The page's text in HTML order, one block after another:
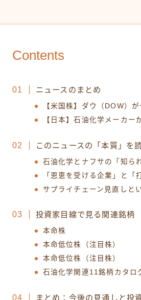
Contents
ニュースのまとめ
【米国株】ダウ（DOW）
【日本】石油化学メーカ
このニュースの「本質」を
石油化学とナフサの「知ら
「恩恵を受ける企業」と
サプライチェーン見直しと
投資家目線で見る関連銘柄
本命株
本命低位株（注目株）
本命低位株（注目株）
石油化学関連11銘柄カタロ
まとめ：今後の見通しと投